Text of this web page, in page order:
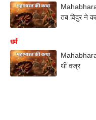
तब विदुर ने
धर्म
थीं वज्र